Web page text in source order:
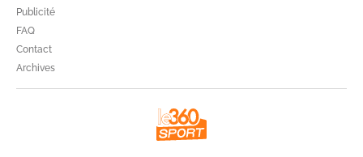
Publicité
FAQ
Contact
Archives